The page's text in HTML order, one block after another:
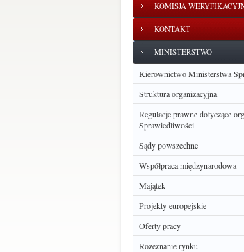
KOMISJA
KONTAKT
MINISTERSTWO
Kierownictwo Ministerstwa
Struktura organizacyjna
Regulacje prawne dotyczące
Sprawiedliwości
Sądy powszechne
Współpraca międzynarodowa
Majątek
Projekty europejskie
Oferty pracy
Rozeznanie rynku